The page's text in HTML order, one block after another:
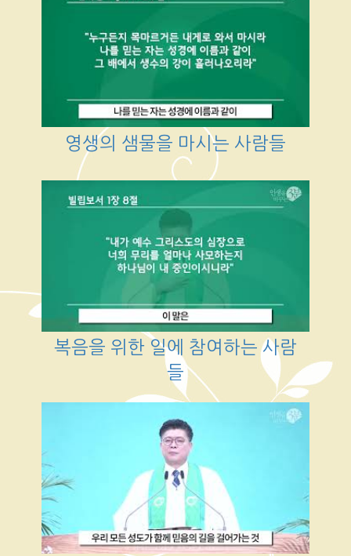
영생의 샘물을 마시는 사람들
복음을 위한 일에 참여하는 사람
들